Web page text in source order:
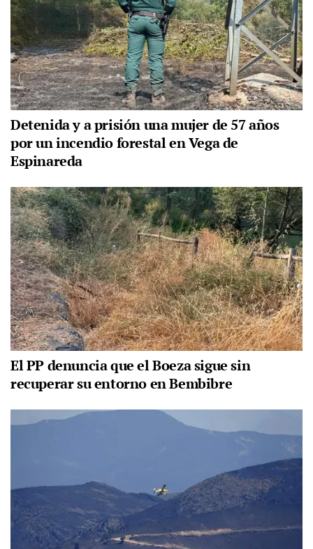
Detenida y a prisión una mujer de 57 años
por un incendio forestal en Vega de
Espinareda
El PP denuncia que el Boeza sigue sin
recuperar su entorno en Bembibre